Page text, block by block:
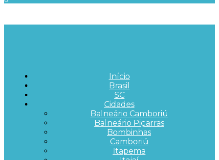
Início
Brasil
SC
Cidades
Balneário Camboriú
Balneário Piçarras
Bombinhas
Camboriú
Itapema